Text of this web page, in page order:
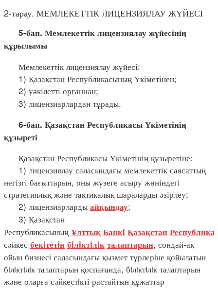
2-тарау. МЕМЛЕКЕТТІК ЛИЦЕНЗИЯЛАУ ЖҮЙЕСІ
5-бап. Мемлекеттік лицензиялау жүйесінің
құрылымы
Мемлекеттік лицензиялау жүйесі:
1) Қазақстан Республикасының Үкіметінен;
2) уәкілетті органнан;
3) лицензиарлардан тұрады.
6-бап. Қазақстан Республикасы Үкіметінің
құзыреті
Қазақстан Республикасы Үкіметінің құзыретіне:
1) лицензиялау саласындағы мемлекеттік саясаттың
негізгі бағыттарын, оны жүзеге асыру жөніндегі
стратегиялық және тактикалық шараларды әзірлеу;
2) лицензиарларды айқындау;
3) Қазақстан
Республикасының Ұлттық Банкi Қазақстан
сәйкес бекiтетiн бiлiктiлiк талаптарын, сондай-ақ
ойын бизнесi саласындағы қызмет түрлерiне қойылатын
бiлiктiлiк талаптарын қоспағанда, бiлiктiлiк талаптарын
және оларға сәйкестiкті растайтын құжаттар